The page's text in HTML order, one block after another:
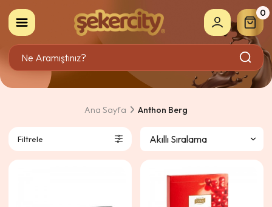
0
Ana Sayfa Anthon Berg
Filtrele